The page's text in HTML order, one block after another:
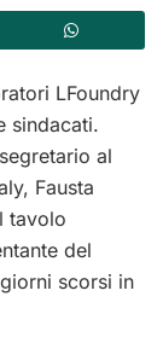
LFoundry
sindacati.
al
Fausta
tavolo
del
scorsi in